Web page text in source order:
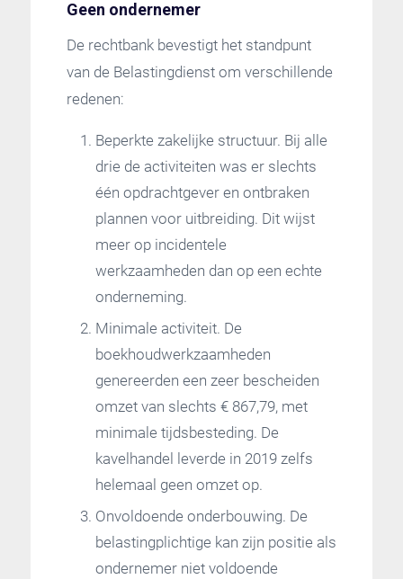
Geen ondernemer
De rechtbank bevestigt het standpunt
van de Belastingdienst om verschillende
redenen:
Beperkte zakelijke structuur. Bij alle
drie de activiteiten was er slechts
één opdrachtgever en ontbraken
plannen voor uitbreiding. Dit wijst
meer op incidentele
werkzaamheden dan op een echte
onderneming.
Minimale activiteit. De
boekhoudwerkzaamheden
genereerden een zeer bescheiden
omzet van slechts € 867,79, met
minimale tijdsbesteding. De
kavelhandel leverde in 2019 zelfs
helemaal geen omzet op.
Onvoldoende onderbouwing. De
belastingplichtige kan zijn positie als
ondernemer niet voldoende